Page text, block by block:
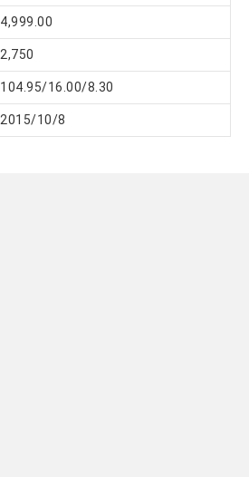
4,999.00
2,750
104.95/16.00/8.30
2015/10/8